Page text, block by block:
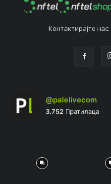
Контактирајтe нас:
@palelivecom
3.752 Пратилаца